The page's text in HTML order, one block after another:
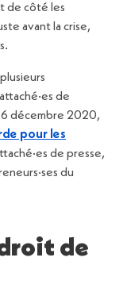
de côté les
avant la crise,
de
décembre 2020,
pour les
de presse,
du
de